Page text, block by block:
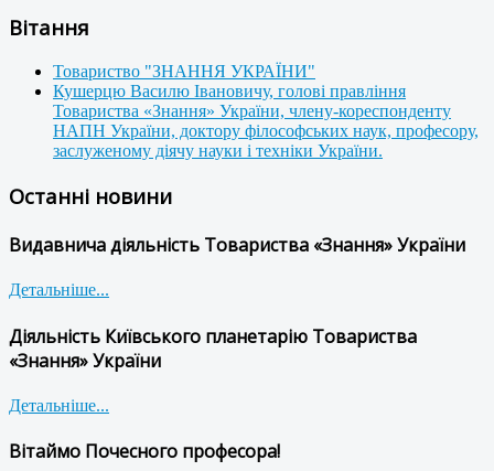
Вітання
Товариство "ЗНАННЯ УКРАЇНИ"
Кушерцю Василю Івановичу, голові правління
Товариства «Знання» України, члену-кореспонденту
НАПН України, доктору філософських наук, професору,
заслуженому діячу науки і техніки України.
Останні новини
Видавнича діяльність Товариства «Знання» України
Детальніше...
Діяльність Київського планетарію Товариства
«Знання» України
Детальніше...
Вітаймо Почесного професора!